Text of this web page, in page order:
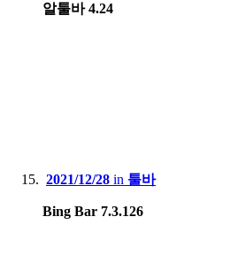
알툴바 4.24
2021/12/28 in 툴바
Bing Bar 7.3.126